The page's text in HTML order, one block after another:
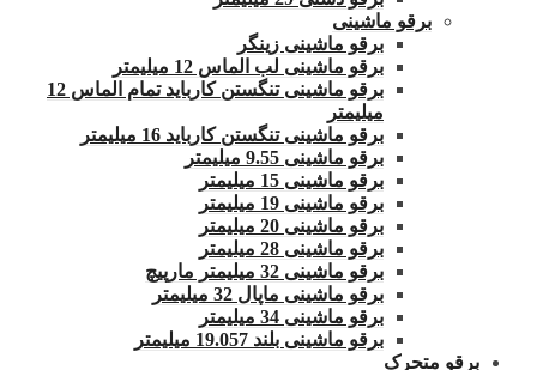
برقو ماشینی
برقو ماشینی زینگر
برقو ماشینی لب الماس 12 میلیمتر
برقو ماشینی تنگستن کارباید تمام الماس 12
میلیمتر
برقو ماشینی تنگستن کارباید 16 میلیمتر
برقو ماشینی 9.55 میلیمتر
برقو ماشینی 15 میلیمتر
برقو ماشینی 19 میلیمتر
برقو ماشینی 20 میلیمتر
برقو ماشینی 28 میلیمتر
برقو ماشینی 32 میلیمتر مارپیچ
برقو ماشینی ماپال 32 میلیمتر
برقو ماشینی 34 میلیمتر
برقو ماشینی بلند 19.057 میلیمتر
برقو متحرک